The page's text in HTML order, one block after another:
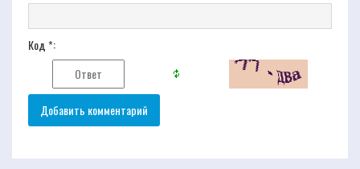
Код *: